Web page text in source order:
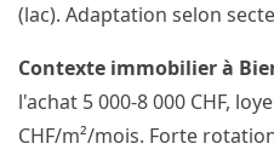
(lac). Adaptation selon
Contexte immobilier à
l'achat 5 000-8 000 CHF,
CHF/m²/mois. Forte